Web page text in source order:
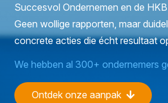
Succesvol Ondernemen en de
Geen wollige rapporten, maar
concrete acties die écht resultaat
We hebben al 300+ ondernemers
Ontdek onze aanpak